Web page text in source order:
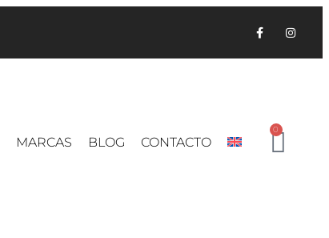
MARCAS BLOG CONTACTO
0